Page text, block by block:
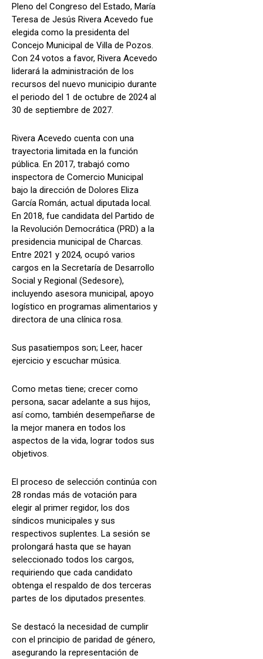
Pleno del Congreso del Estado, María
Teresa de Jesús Rivera Acevedo fue
elegida como la presidenta del
Concejo Municipal de Villa de Pozos.
Con 24 votos a favor, Rivera Acevedo
liderará la administración de los
recursos del nuevo municipio durante
el periodo del 1 de octubre de 2024 al
30 de septiembre de 2027.
Rivera Acevedo cuenta con una
trayectoria limitada en la función
pública. En 2017, trabajó como
inspectora de Comercio Municipal
bajo la dirección de Dolores Eliza
García Román, actual diputada local.
En 2018, fue candidata del Partido de
la Revolución Democrática (PRD) a la
presidencia municipal de Charcas.
Entre 2021 y 2024, ocupó varios
cargos en la Secretaría de Desarrollo
Social y Regional (Sedesore),
incluyendo asesora municipal, apoyo
logístico en programas alimentarios y
directora de una clínica rosa.
Sus pasatiempos son; Leer, hacer
ejercicio y escuchar música.
Como metas tiene; crecer como
persona, sacar adelante a sus hijos,
así como, también desempeñarse de
la mejor manera en todos los
aspectos de la vida, lograr todos sus
objetivos.
El proceso de selección continúa con
28 rondas más de votación para
elegir al primer regidor, los dos
síndicos municipales y sus
respectivos suplentes. La sesión se
prolongará hasta que se hayan
seleccionado todos los cargos,
requiriendo que cada candidato
obtenga el respaldo de dos terceras
partes de los diputados presentes.
Se destacó la necesidad de cumplir
con el principio de paridad de género,
asegurando la representación de